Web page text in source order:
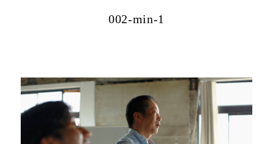
002-min-1